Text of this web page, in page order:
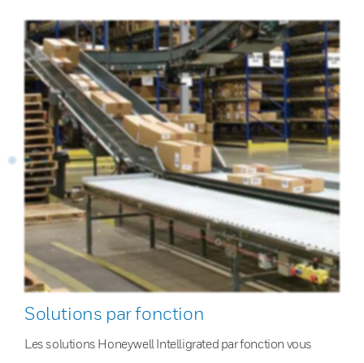
Solutions par fonction
Les solutions Honeywell Intelligrated par fonction vous